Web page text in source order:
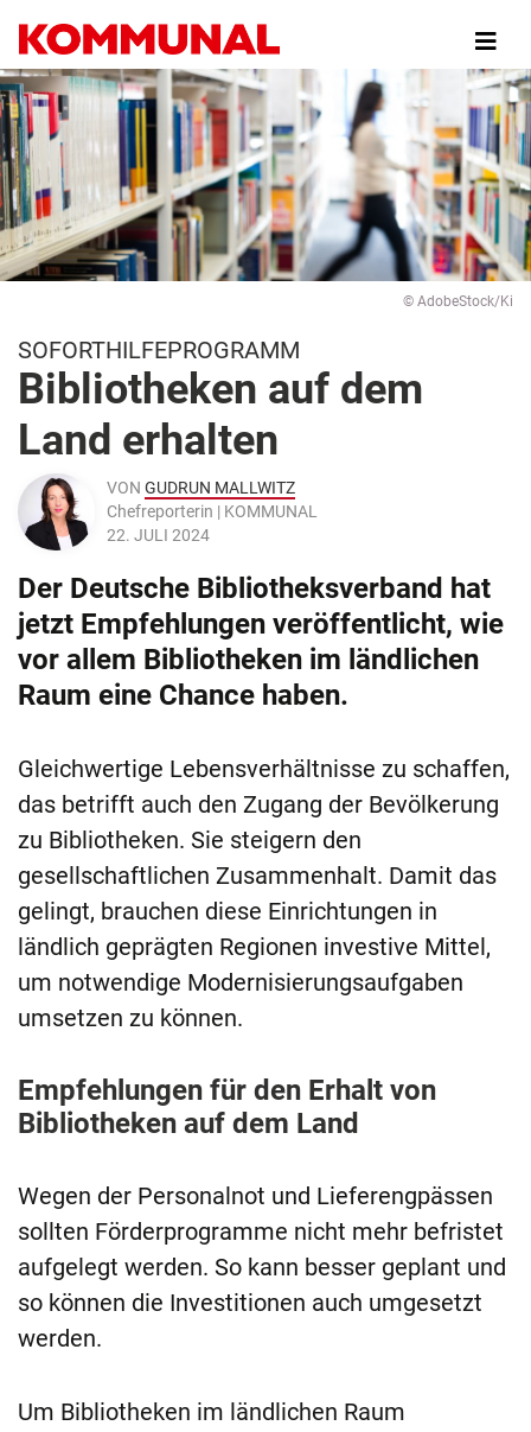
zum
Inhalt
© AdobeStock/Ki
SOFORTHILFEPROGRAMM
Bibliotheken auf dem
Land erhalten
VON GUDRUN MALLWITZ
Chefreporterin | KOMMUNAL
22. JULI 2024
Der Deutsche Bibliotheksverband hat
jetzt Empfehlungen veröffentlicht, wie
vor allem Bibliotheken im ländlichen
Raum eine Chance haben.
Gleichwertige Lebensverhältnisse zu schaffen,
das betrifft auch den Zugang der Bevölkerung
zu Bibliotheken. Sie steigern den
gesellschaftlichen Zusammenhalt. Damit das
gelingt, brauchen diese Einrichtungen in
ländlich geprägten Regionen investive Mittel,
um notwendige Modernisierungsaufgaben
umsetzen zu können.
Empfehlungen für den Erhalt von
Bibliotheken auf dem Land
Wegen der Personalnot und Lieferengpässen
sollten Förderprogramme nicht mehr befristet
aufgelegt werden. So kann besser geplant und
so können die Investitionen auch umgesetzt
werden.
Um Bibliotheken im ländlichen Raum